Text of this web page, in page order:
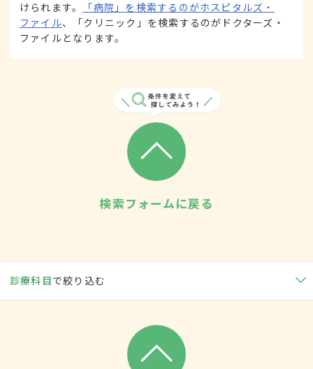
けられます。
「病院」を検索するのがホスピタルズ・
ファイル、「クリニック」を検索するのがドクターズ・
ファイルとなります。
検索フォームに戻る
診療科目で絞り込む